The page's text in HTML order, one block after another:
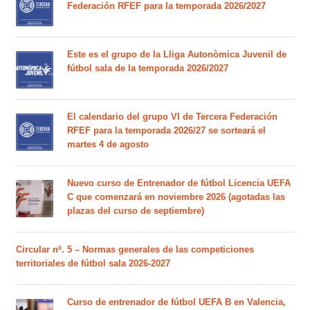
Federación RFEF para la temporada 2026/2027
Este es el grupo de la Lliga Autonòmica Juvenil de
fútbol sala de la temporada 2026/2027
El calendario del grupo VI de Tercera Federación
RFEF para la temporada 2026/27 se sorteará el
martes 4 de agosto
Nuevo curso de Entrenador de fútbol Licencia UEFA
C que comenzará en noviembre 2026 (agotadas las
plazas del curso de septiembre)
Circular nº. 5 – Normas generales de las competiciones
territoriales de fútbol sala 2026-2027
Curso de entrenador de fútbol UEFA B en Valencia,